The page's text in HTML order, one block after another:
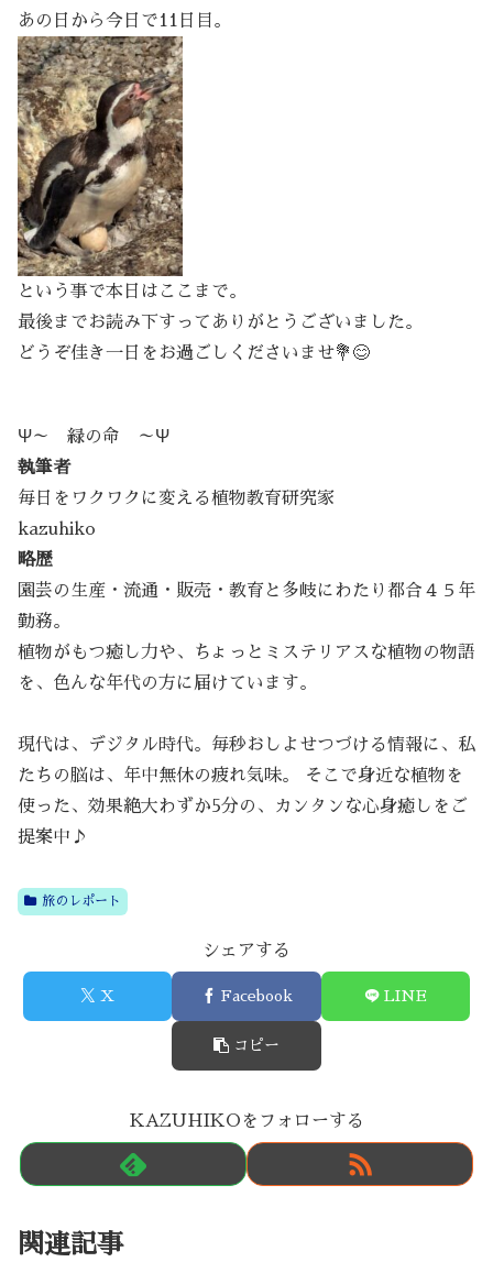
あの日から今日で11日目。
という事で本日はここまで。
最後までお読み下すってありがとうございました。
どうぞ佳き一日をお過ごしくださいませ💐😊
Ψ～ 緑の命 ～Ψ
執筆者
毎日をワクワクに変える植物教育研究家
kazuhiko
略歴
園芸の生産・流通・販売・教育と多岐にわたり都合４５年
勤務。
植物がもつ癒し力や、ちょっとミステリアスな植物の物語
を、色んな年代の方に届けています。
現代は、デジタル時代。毎秒おしよせつづける情報に、私
たちの脳は、年中無休の疲れ気味。 そこで身近な植物を
使った、効果絶大わずか5分の、カンタンな心身癒しをご
提案中♪
旅のレポート
シェアする
X Facebook LINE
コピー
KAZUHIKOをフォローする
関連記事